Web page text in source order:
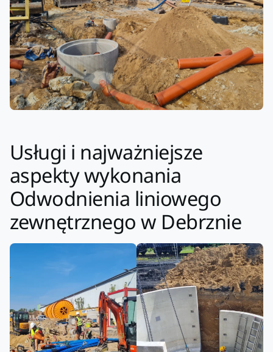
Usługi i najważniejsze
aspekty wykonania
Odwodnienia liniowego
zewnętrznego w Debrznie